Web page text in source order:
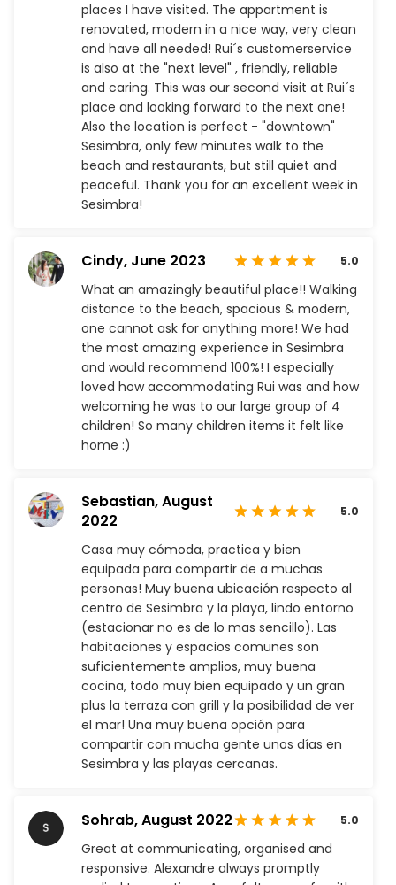
places I have visited. The appartment is
renovated, modern in a nice way, very clean
and have all needed! Rui´s customerservice
is also at the "next level" , friendly, reliable
and caring. This was our second visit at Rui´s
place and looking forward to the next one!
Also the location is perfect - "downtown"
Sesimbra, only few minutes walk to the
beach and restaurants, but still quiet and
peaceful. Thank you for an excellent week in
Sesimbra!
Cindy, June 2023 5.0
What an amazingly beautiful place!! Walking
distance to the beach, spacious & modern,
one cannot ask for anything more! We had
the most amazing experience in Sesimbra
and would recommend 100%! I especially
loved how accommodating Rui was and how
welcoming he was to our large group of 4
children! So many children items it felt like
home :)
Sebastian,August
2022
5.0
Casa muy cómoda, practica y bien
equipada para compartir de a muchas
personas! Muy buena ubicación respecto al
centro de Sesimbra y la playa, lindo entorno
(estacionar no es de lo mas sencillo). Las
habitaciones y espacios comunes son
suficientemente amplios, muy buena
cocina, todo muy bien equipado y un gran
plus la terraza con grill y la posibilidad de ver
el mar! Una muy buena opción para
compartir con mucha gente unos días en
Sesimbra y las playas cercanas.
Sohrab,August 2022 5.0
Great at communicating, organised and
responsive. Alexandre always promptly